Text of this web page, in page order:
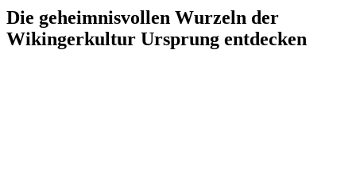
Die geheimnisvollen Wurzeln der
Wikingerkultur Ursprung entdecken